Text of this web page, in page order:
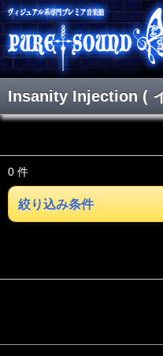
0 件
絞り込み条件